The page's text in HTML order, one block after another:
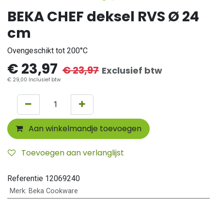
BEKA CHEF deksel RVS Ø 24
cm
Ovengeschikt tot 200°C
€ 23,97 €23,97 Exclusief btw
€ 29,00 Inclusief btw
Aan winkelmandje toevoegen
Toevoegen aan verlanglijst
Referentie 12069240
Merk: Beka Cookware